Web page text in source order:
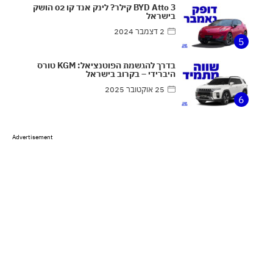
5
BYD Atto 3 קילר? לינק אנד קו 02 הושק
בישראל
2 דצמבר 2024
6
בדרך להגשמת הפוטנציאל: KGM טורס
היברידי – בקרוב בישראל
25 אוקטובר 2025
Advertisement